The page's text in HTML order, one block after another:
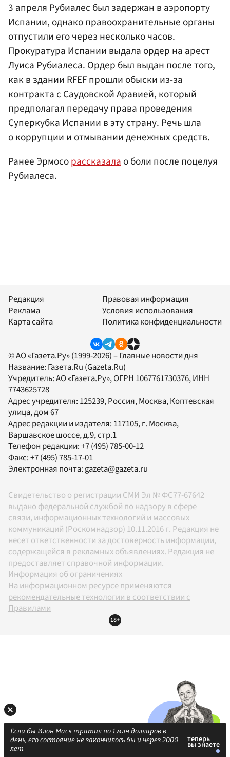
3 апреля Рубиалес был задержан в аэропорту
Испании, однако правоохранительные органы
отпустили его через несколько часов.
Прокуратура Испании выдала ордер на арест
Луиса Рубиалеса. Ордер был выдан после того,
как в здании RFEF прошли обыски из-за
контракта с Саудовской Аравией, который
предполагал передачу права проведения
Суперкубка Испании в эту страну. Речь шла
о коррупции и отмывании денежных средств.
Ранее Эрмосорассказалао боли после поцелуя
Рубиалеса.
Редакция
Реклама
Карта сайта
Правовая информация
Условия использования
Политика конфиденциальности
© АО «Газета.Ру» (1999-2026) – Главные новости дня
Название: Газета.Ru (Gazeta.Ru)
Учредитель:АО «Газета.Ру», ОГРН 1067761730376, ИНН
7743625728
Адрес учредителя: 125239, Россия, Москва, Коптевская
улица, дом 67
Адрес редакции и издателя: 117105, г. Москва,
Варшавское шоссе, д.9, стр.1
Телефон редакции:+7 (495) 785-00-12
Факс:+7 (495) 785-17-01
Электронная почта: gazeta@gazeta.ru
Свидетельство о регистрации СМИ Эл № ФС77-67642
выдано федеральной службой по надзору в сфере
связи, информационных технологий и массовых
коммуникаций (Роскомнадзор) 10.11.2016 г. Редакция не
несет ответственности за достоверность информации,
содержащейся в рекламных объявлениях. Редакция не
предоставляет справочной информации.
Информация об ограничениях
На информационном ресурсе применяются
рекомендательные технологии в соответствии с
Правилами
18+
Если бы Илон Маск тратил по 1 млн долларов в
день, его состояние не закончилось бы и через 2000
лет